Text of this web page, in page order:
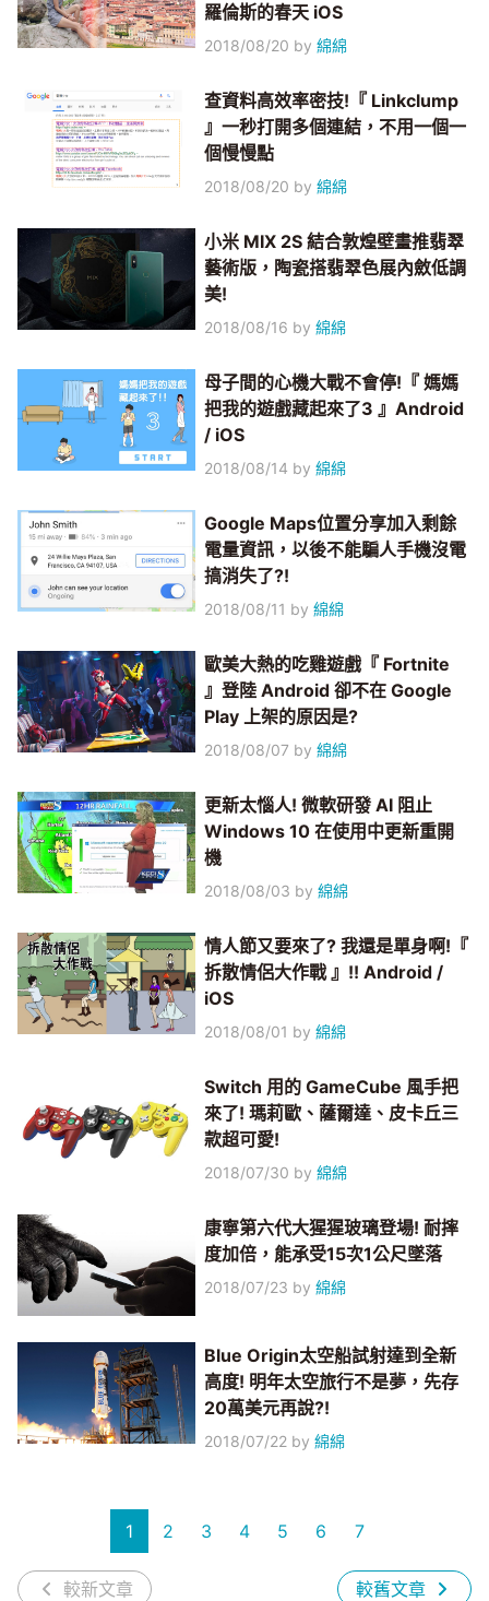
羅倫斯的春天 iOS
2018/08/20 by綿綿
查資料高效率密技!『 Linkclump
』一秒打開多個連結，不用一個一
個慢慢點
2018/08/20 by綿綿
小米 MIX 2S 結合敦煌壁畫推翡翠
藝術版，陶瓷搭翡翠色展內斂低調
美!
2018/08/16 by綿綿
母子間的心機大戰不會停!『 媽媽
把我的遊戲藏起來了3 』Android
/ iOS
2018/08/14 by綿綿
Google Maps位置分享加入剩餘
電量資訊，以後不能騙人手機沒電
搞消失了?!
2018/08/11 by綿綿
歐美大熱的吃雞遊戲『 Fortnite
』登陸 Android 卻不在 Google
Play 上架的原因是?
2018/08/07 by綿綿
更新太惱人! 微軟研發 AI 阻止
Windows 10 在使用中更新重開
機
2018/08/03 by綿綿
情人節又要來了? 我還是單身啊!『
拆散情侶大作戰 』!! Android /
iOS
2018/08/01 by綿綿
Switch 用的 GameCube 風手把
來了! 瑪莉歐、薩爾達、皮卡丘三
款超可愛!
2018/07/30 by綿綿
康寧第六代大猩猩玻璃登場! 耐摔
度加倍，能承受15次1公尺墜落
2018/07/23 by綿綿
Blue Origin太空船試射達到全新
高度! 明年太空旅行不是夢，先存
20萬美元再說?!
2018/07/22 by綿綿
較新文章
1 2 3 4 5 6 7
較舊文章